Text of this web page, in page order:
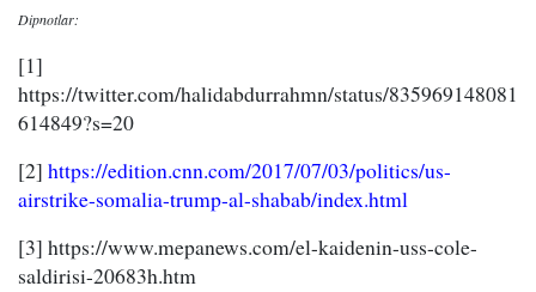
Dipnotlar:
[1]
https://twitter.com/halidabdurrahmn/status/835969148081
614849?s=20
[2] https://edition.cnn.com/2017/07/03/politics/us-
airstrike-somalia-trump-al-shabab/index.html
[3] https://www.mepanews.com/el-kaidenin-uss-cole-
saldirisi-20683h.htm